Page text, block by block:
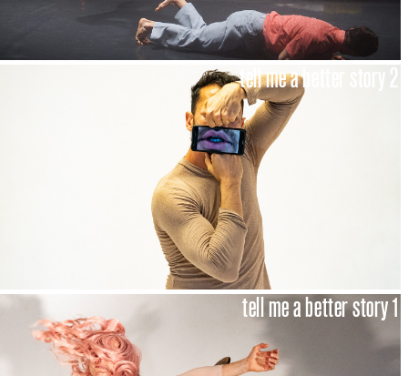
tell me a better story 2
tell me a better story 1